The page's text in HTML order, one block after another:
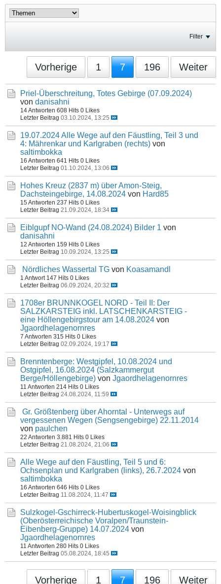
Filter
Vorherige 1 7 196 Weiter
Priel-Überschreitung, Totes Gebirge (07.09.2024)
von danisahni
14 Antworten 608 Hits 0 Likes
Letzter Beitrag 03.10.2024, 13:25
19.07.2024 Alle Wege auf den Fäustling, Teil 3 und
4: Mährenkar und Karlgraben (rechts) von
saltimbokka
16 Antworten 641 Hits 0 Likes
Letzter Beitrag 01.10.2024, 13:06
Hohes Kreuz (2837 m) über Amon-Steig,
Dachsteingebirge, 14.08.2024 von Hard85
15 Antworten 237 Hits 0 Likes
Letzter Beitrag 21.09.2024, 18:34
Eiblgupf NO-Wand (24.08.2024) Bilder 1 von
danisahni
12 Antworten 159 Hits 0 Likes
Letzter Beitrag 10.09.2024, 13:25
Nördliches Wassertal TG von Koasamandl
1 Antwort 147 Hits 0 Likes
Letzter Beitrag 06.09.2024, 20:32
1708er BRUNNKOGEL NORD - Teil II: Der
SALZKARSTEIG inkl. LATSCHENKARSTEIG -
eine Höllengebirgstour am 14.08.2024 von
Jgaordhelagenornres
7 Antworten 315 Hits 0 Likes
Letzter Beitrag 02.09.2024, 19:17
Brenntenberge: Westgipfel, 10.08.2024 und
Ostgipfel, 16.08.2024 (Salzkammergut
Berge/Höllengebirge) von Jgaordhelagenornres
11 Antworten 214 Hits 0 Likes
Letzter Beitrag 24.08.2024, 11:59
Gr. Größtenberg über Ahorntal - Unterwegs auf
vergessenen Wegen (Sengsengebirge) 22.11.2014
von paulchen
22 Antworten 3.881 Hits 0 Likes
Letzter Beitrag 21.08.2024, 21:06
Alle Wege auf den Fäustling, Teil 5 und 6:
Ochsenplan und Karlgraben (links), 26.7.2024 von
saltimbokka
16 Antworten 646 Hits 0 Likes
Letzter Beitrag 11.08.2024, 11:47
Sulzkogel-Gschirreck-Hubertuskogel-Woisingblick
(Oberösterreichische Voralpen/Traunstein-
Eibenberg-Gruppe) 14.07.2024 von
Jgaordhelagenornres
11 Antworten 280 Hits 0 Likes
Letzter Beitrag 05.08.2024, 18:45
Vorherige 1 7 196 Weiter